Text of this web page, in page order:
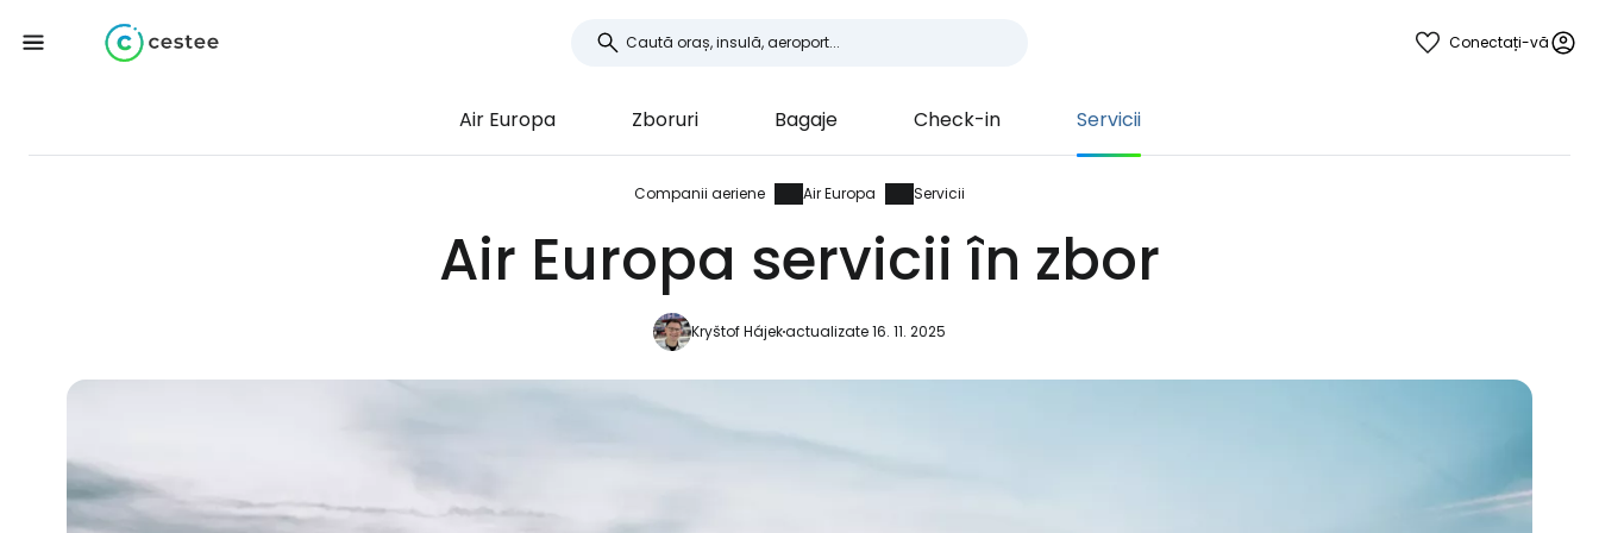
Conectați-vă
Air Europa Zboruri Bagaje Check-in Servicii
Companii aeriene Air Europa Servicii
Air Europa servicii în zbor
Kryštof Hájekactualizate 16. 11. 2025